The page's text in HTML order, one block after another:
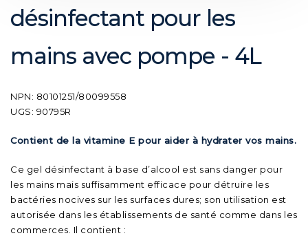
désinfectant pour les
mains avec pompe - 4L
NPN: 80101251/80099558
UGS: 90795R
Contient de la vitamine E pour aider à hydrater vos mains.
Ce gel désinfectant à base d’alcool est sans danger pour
les mains mais suffisamment efficace pour détruire les
bactéries nocives sur les surfaces dures; son utilisation est
autorisée dans les établissements de santé comme dans les
commerces. Il contient :